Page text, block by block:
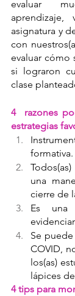
evaluar
asignatura y
con
evaluar cómo
si lograron
clase
4  razones
estrategias
formativa.
una
cierre de
Es una
Se
COVID,
los(as)
lápices
4 tips para